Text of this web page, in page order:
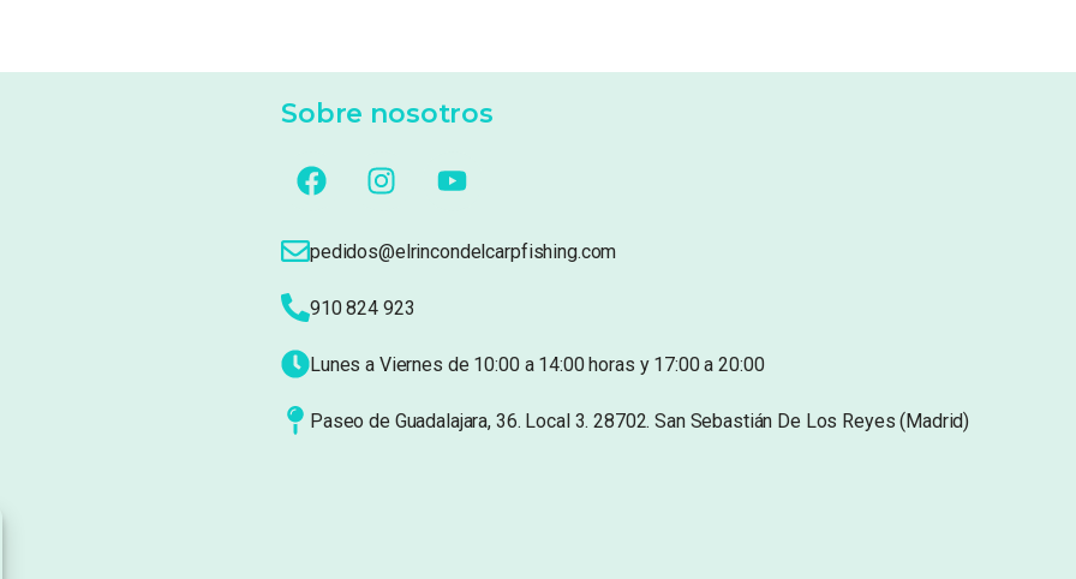
Sobre nosotros
pedidos@elrincondelcarpfishing.com
910 824 923
Lunes a Viernes de 10:00 a 14:00 horas y 17:00 a 20:00
Paseo de Guadalajara, 36. Local 3. 28702. San Sebastián De Los Reyes (Madrid)